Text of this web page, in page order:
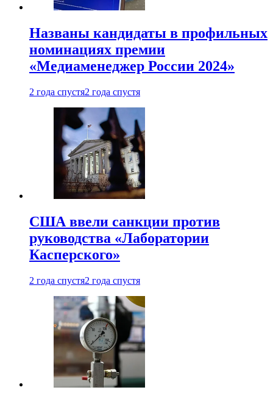
Названы кандидаты в профильных
номинациях премии
«Медиаменеджер России 2024»
2 года спустя2 года спустя
США ввели санкции против
руководства «Лаборатории
Касперского»
2 года спустя2 года спустя